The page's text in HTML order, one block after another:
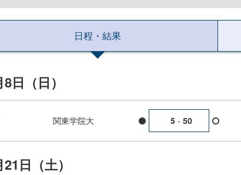
日程・結果
日（日）
関東学院大 5 - 50
日（土）